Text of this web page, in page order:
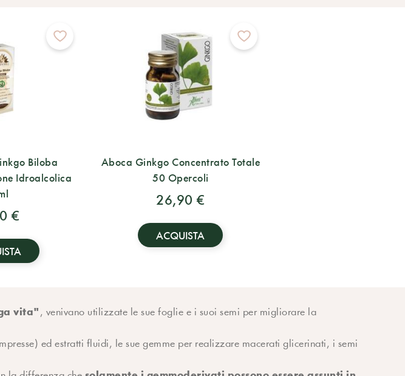
Biloba
Idroalcolica
€
Aboca Ginkgo Concentrato Totale
50 Opercoli
26,90 €
ACQUISTA
vita", venivano utilizzate le sue foglie e i suoi semi per migliorare la
ed estratti fluidi, le sue gemme per realizzare macerati glicerinati, i semi